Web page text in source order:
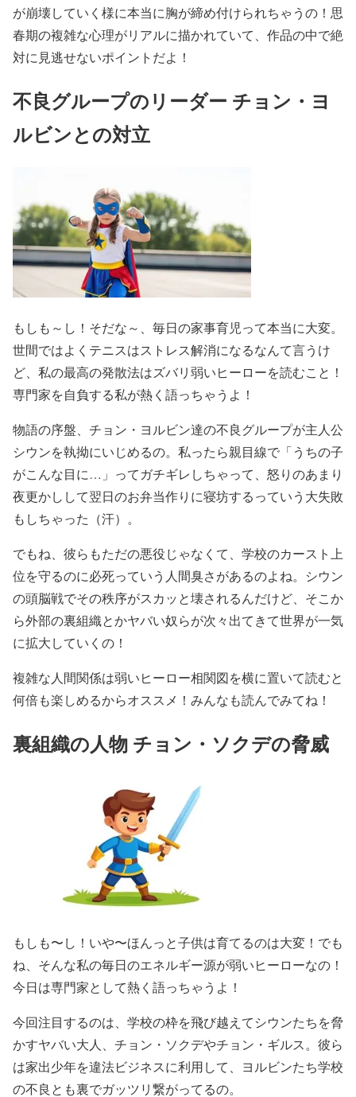
が崩壊していく様に本当に胸が締め付けられちゃうの！思
春期の複雑な心理がリアルに描かれていて、作品の中で絶
対に見逃せないポイントだよ！
不良グループのリーダー チョン・ヨ
ルビンとの対立
もしも～し！そだな～、毎日の家事育児って本当に大変。
世間ではよくテニスはストレス解消になるなんて言うけ
ど、私の最高の発散法はズバリ弱いヒーローを読むこと！
専門家を自負する私が熱く語っちゃうよ！
物語の序盤、チョン・ヨルビン達の不良グループが主人公
シウンを執拗にいじめるの。私ったら親目線で「うちの子
がこんな目に…」ってガチギレしちゃって、怒りのあまり
夜更かしして翌日のお弁当作りに寝坊するっていう大失敗
もしちゃった（汗）。
でもね、彼らもただの悪役じゃなくて、学校のカースト上
位を守るのに必死っていう人間臭さがあるのよね。シウン
の頭脳戦でその秩序がスカッと壊されるんだけど、そこか
ら外部の裏組織とかヤバい奴らが次々出てきて世界が一気
に拡大していくの！
複雑な人間関係は弱いヒーロー相関図を横に置いて読むと
何倍も楽しめるからオススメ！みんなも読んでみてね！
裏組織の人物 チョン・ソクデの脅威
もしも〜し！いや〜ほんっと子供は育てるのは大変！でも
ね、そんな私の毎日のエネルギー源が弱いヒーローなの！
今日は専門家として熱く語っちゃうよ！
今回注目するのは、学校の枠を飛び越えてシウンたちを脅
かすヤバい大人、チョン・ソクデやチョン・ギルス。彼ら
は家出少年を違法ビジネスに利用して、ヨルビンたち学校
の不良とも裏でガッツリ繋がってるの。